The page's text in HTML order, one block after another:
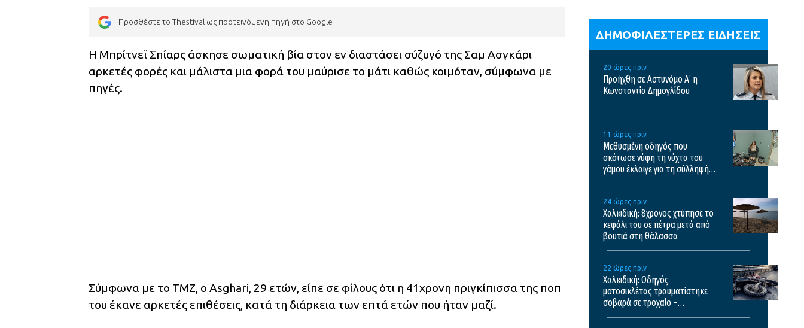
Προσθέστε το Thestival ως προτεινόμενη πηγή στο Google
Η Μπρίτνεϊ Σπίαρς άσκησε σωματική βία στον εν διαστάσει σύζυγό της Σαμ Ασγκάρι
αρκετές φορές και μάλιστα μια φορά του μαύρισε το μάτι καθώς κοιμόταν, σύμφωνα με
πηγές.
Σύμφωνα με το TMZ, ο Asghari, 29 ετών, είπε σε φίλους ότι η 41χρονη πριγκίπισσα της ποπ
του έκανε αρκετές επιθέσεις, κατά τη διάρκεια των επτά ετών που ήταν μαζί.
ΔΗΜΟΦΙΛΕΣΤΕΡΕΣ ΕΙΔΗΣΕΙΣ
20 ώρες πριν
Προήχθη σε Αστυνόμο Α’ η
Κωνσταντία Δημογλίδου
11 ώρες πριν
Μεθυσμένη οδηγός που
σκότωσε νύφη τη νύχτα του
γάμου έκλαιγε για τη σύλληψή
24 ώρες πριν
Χαλκιδική: 8χρονος χτύπησε το
κεφάλι του σε πέτρα μετά από
βουτιά στη θάλασσα
22 ώρες πριν
Χαλκιδική: Οδηγός
μοτοσικλέτας τραυματίστηκε
σοβαρά σε τροχαίο –